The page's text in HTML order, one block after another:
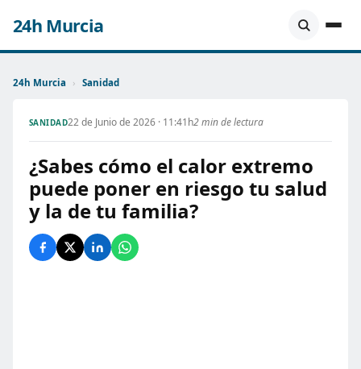
24h Murcia
24h Murcia › Sanidad
SANIDAD22 de Junio de 2026 · 11:41h2 min de lectura
¿Sabes cómo el calor extremo
puede poner en riesgo tu salud
y la de tu familia?